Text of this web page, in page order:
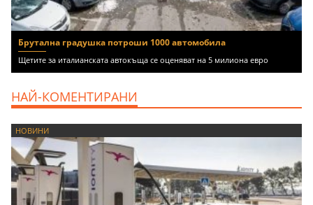
Брутална градушка потроши 1000 автомобила
Щетите за италианската автокъща се оценяват на 5 милиона евро
НАЙ-КОМЕНТИРАНИ
НОВИНИ